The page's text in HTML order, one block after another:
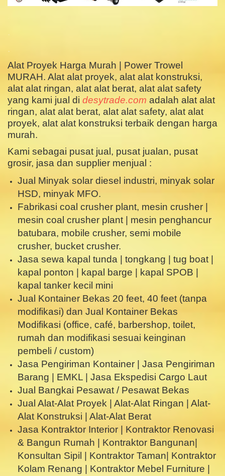
.
.
Alat Proyek Harga Murah | Power Trowel
MURAH. Alat alat proyek, alat alat konstruksi,
alat alat ringan, alat alat berat, alat alat safety
yang kami jual di desytrade.com adalah alat alat
ringan, alat alat berat, alat alat safety, alat alat
proyek, alat alat konstruksi terbaik dengan harga
murah.
Kami sebagai pusat jual, pusat jualan, pusat
grosir, jasa dan supplier menjual :
Jual Minyak solar diesel industri, minyak solar
HSD, minyak MFO.
Fabrikasi coal crusher plant, mesin crusher |
mesin coal crusher plant | mesin penghancur
batubara, mobile crusher, semi mobile
crusher, bucket crusher.
Jasa sewa kapal tunda | tongkang | tug boat |
kapal ponton | kapal barge | kapal SPOB |
kapal tanker kecil mini
Jual Kontainer Bekas 20 feet, 40 feet (tanpa
modifikasi) dan Jual Kontainer Bekas
Modifikasi (office, café, barbershop, toilet,
rumah dan modifikasi sesuai keinginan
pembeli / custom)
Jasa Pengiriman Kontainer | Jasa Pengiriman
Barang | EMKL | Jasa Ekspedisi Cargo Laut
Jual Bangkai Pesawat / Pesawat Bekas
Jual Alat-Alat Proyek | Alat-Alat Ringan | Alat-
Alat Konstruksi | Alat-Alat Berat
Jasa Kontraktor Interior | Kontraktor Renovasi
& Bangun Rumah | Kontraktor Bangunan|
Konsultan Sipil | Kontraktor Taman| Kontraktor
Kolam Renang | Kontraktor Mebel Furniture |